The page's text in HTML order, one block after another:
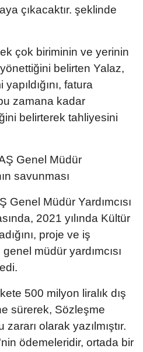
çıkacaktır. şeklinde
çok biriminin ve yerinin
belirten Yalaz,
fatura
zamana kadar
belirterek tahliyesini
Genel Müdür
savunması
Genel Müdür Yardımcısı
2021 yılında Kültür
proje ve iş
müdür yardımcısı
500 milyon liralık dış
sürerek, Sözleşme
olarak yazılmıştır.
ödemeleridir, ortada bir